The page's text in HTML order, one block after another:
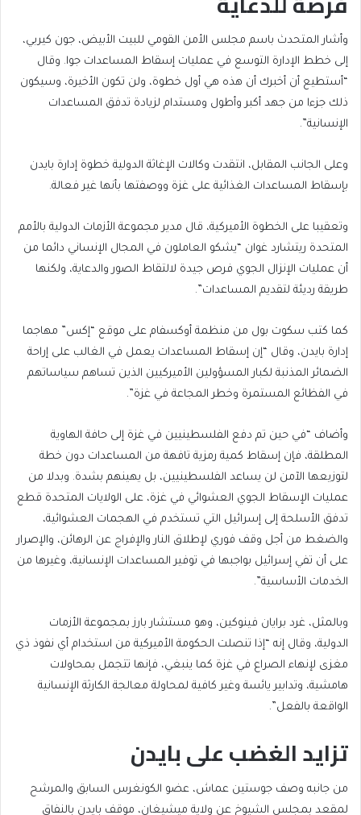
وأشار المتحدث باسم مجلس الأمن القومي للبيت الأبيض، جون كيربي،
إلى خطط الإدارة التوسع في عمليات إسقاط المساعدات جوا. وقال
“أستطيع أن أخبرك أن هذه هي أول خطوة، ولن تكون الأخيرة، وسيكون
ذلك جزءا من جهد أكبر وأطول ومستدام لزيادة تدفق المساعدات
الإنسانية”.
وعلى الجانب المقابل، انتقدت وكالات الإغاثة الدولية خطوة إدارة بايدن
بإسقاط المساعدات الغذائية على غزة ووصفتها بأنها غير فعالة.
وتعقيبا على الخطوة الأميركية، قال مدير مجموعة الأزمات الدولية بالأمم
المتحدة ريتشارد غوان “يشكو العاملون في المجال الإنساني دائما من
أن عمليات الإنزال الجوي فرص جيدة لالتقاط الصور والدعاية، ولكنها
طريقة رديئة لتقديم المساعدات”.
كما كتب سكوت بول من منظمة أوكسفام على موقع “إكس” مهاجما
إدارة بايدن، وقال “إن إسقاط المساعدات يعمل في الغالب على إراحة
الضمائر المذنبة لكبار المسؤولين الأميركيين الذين تساهم سياساتهم
في الفظائع المستمرة وخطر المجاعة في غزة”.
وأضاف “في حين تم دفع الفلسطينيين في غزة إلى حافة الهاوية
المطلقة، فإن إسقاط كمية رمزية تافهة من المساعدات دون خطة
لتوزيعها الآمن لن يساعد الفلسطينيين، بل يهينهم بشدة. وبدلا من
عمليات الإسقاط الجوي العشوائي في غزة، على الولايات المتحدة قطع
تدفق الأسلحة إلى إسرائيل التي تستخدم في الهجمات العشوائية،
والضغط من أجل وقف فوري لإطلاق النار والإفراج عن الرهائن، والإصرار
على أن تفي إسرائيل بواجبها في توفير المساعدات الإنسانية، وغيرها من
الخدمات الأساسية”.
وبالمثل، غرد برايان فينوكين، وهو مستشار بارز بمجموعة الأزمات
الدولية، وقال إنه “إذا تنصلت الحكومة الأميركية من استخدام أي نفوذ ذي
مغزى لإنهاء الصراع في غزة كما ينبغي، فإنها تتجمل بمحاولات
هامشية، وتدابير يائسة وغير كافية لمحاولة معالجة الكارثة الإنسانية
الواقعة بالفعل”.
تزايد الغضب على بايدن
من جانبه وصف جوستين عماش، عضو الكونغرس السابق والمرشح
لمقعد بمجلس الشيوخ عن ولاية ميشيغان، موقف بايدن بالنفاق